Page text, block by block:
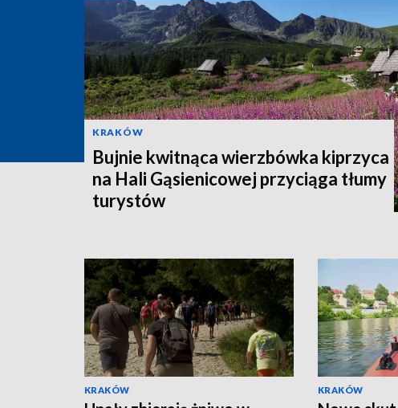
KRAKÓW
Bujnie kwitnąca wierzbówka kiprzyca
na Hali Gąsienicowej przyciąga tłumy
turystów
KRAKÓW KRAKÓW